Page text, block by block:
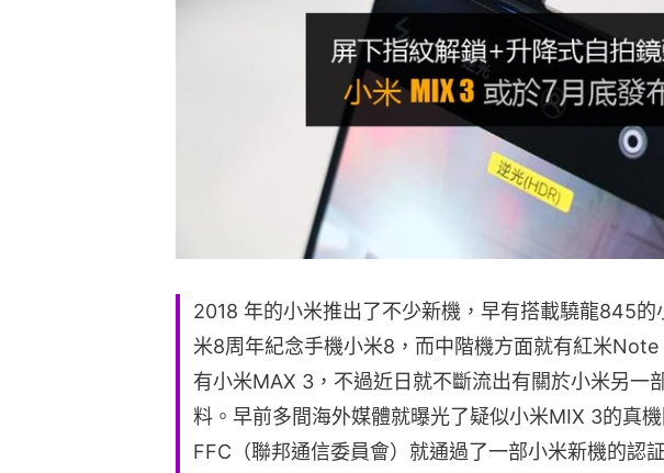
2018 年的小米推出了不少新機，早有搭載驍龍845的
米8周年紀念手機小米8，而中階機方面就有紅米
有小米MAX 3，不過近日就不斷流出有關於小米另一
料。早前多間海外媒體就曝光了疑似小米MIX 3的真
FFC（聯邦通信委員會）就通過了一部小米新機的認